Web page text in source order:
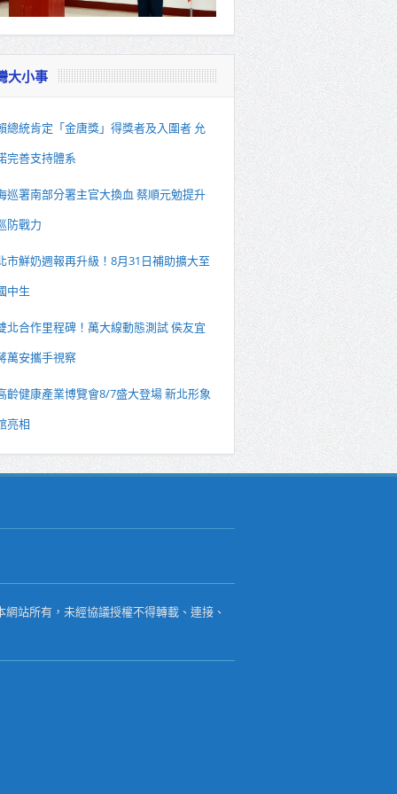
大小事
總統肯定「金唐獎」得獎者及入圍者 允
完善支持體系
巡署南部分署主官大換血 蔡順元勉提升
防戰力
市鮮奶週報再升級！8月31日補助擴大至
中生
北合作里程碑！萬大線動態測試 侯友宜
萬安攜手視察
齡健康產業博覽會8/7盛大登場 新北形象
亮相
站所有，未經協議授權不得轉載、連接、